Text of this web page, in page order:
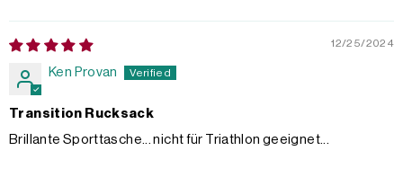
12/25/2024
Ken Provan
Transition Rucksack
Brillante Sporttasche... nicht für Triathlon geeignet...